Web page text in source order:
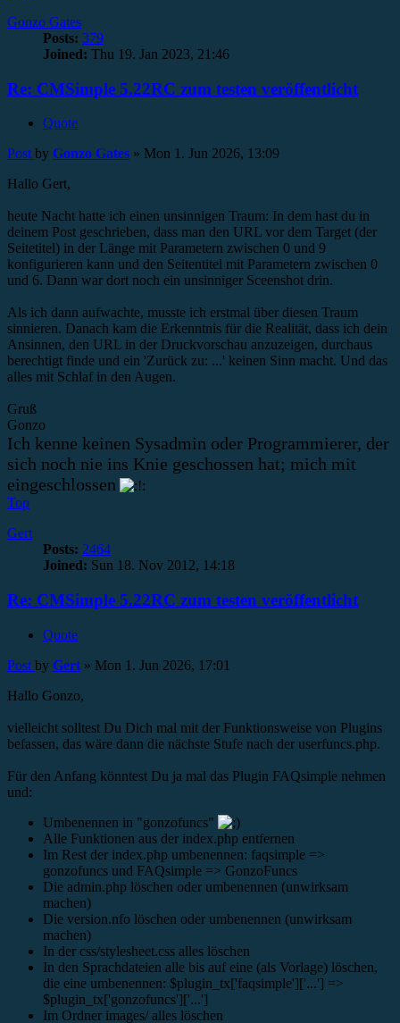
Gonzo Gates
Posts: 379
Joined: Thu 19. Jan 2023, 21:46
Re: CMSimple 5.22RC zum testen veröffentlicht
Quote
Post by Gonzo Gates » Mon 1. Jun 2026, 13:09
Hallo Gert,
heute Nacht hatte ich einen unsinnigen Traum: In dem hast du in
deinem Post geschrieben, dass man den URL vor dem Target (der
Seitetitel) in der Länge mit Parametern zwischen 0 und 9
konfigurieren kann und den Seitentitel mit Parametern zwischen 0
und 6. Dann war dort noch ein unsinniger Sceenshot drin.
Als ich dann aufwachte, musste ich erstmal über diesen Traum
sinnieren. Danach kam die Erkenntnis für die Realität, dass ich dein
Ansinnen, den URL in der Druckvorschau anzuzeigen, durchaus
berechtigt finde und ein 'Zurück zu: ...' keinen Sinn macht. Und das
alles mit Schlaf in den Augen.
Gruß
Gonzo
Ich kenne keinen Sysadmin oder Programmierer, der
sich noch nie ins Knie geschossen hat; mich mit
eingeschlossen
Top
Gert
Posts: 2464
Joined: Sun 18. Nov 2012, 14:18
Re: CMSimple 5.22RC zum testen veröffentlicht
Quote
Post by Gert » Mon 1. Jun 2026, 17:01
Hallo Gonzo,
vielleicht solltest Du Dich mal mit der Funktionsweise von Plugins
befassen, das wäre dann die nächste Stufe nach der userfuncs.php.
Für den Anfang könntest Du ja mal das Plugin FAQsimple nehmen
und:
Umbenennen in "gonzofuncs"
Alle Funktionen aus der index.php entfernen
Im Rest der index.php umbenennen: faqsimple =>
gonzofuncs und FAQsimple => GonzoFuncs
Die admin.php löschen oder umbenennen (unwirksam
machen)
Die version.nfo löschen oder umbenennen (unwirksam
machen)
In der css/stylesheet.css alles löschen
In den Sprachdateien alle bis auf eine (als Vorlage) löschen,
die eine umbenennen: $plugin_tx['faqsimple']['...'] =>
$plugin_tx['gonzofuncs']['...']
Im Ordner images/ alles löschen